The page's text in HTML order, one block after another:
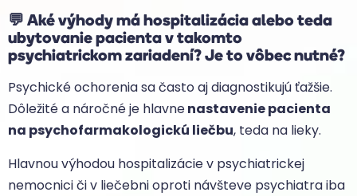
💬 Aké výhody má hospitalizácia alebo teda
ubytovanie pacienta v takomto
psychiatrickom zariadení? Je to vôbec nutné?
Psychické ochorenia sa často aj diagnostikujú ťažšie.
Dôležité a náročné je hlavnenastavenie pacienta
na psychofarmakologickú liečbu, teda na lieky.
Hlavnou výhodou hospitalizácie v psychiatrickej
nemocnici či v liečebni oproti návšteve psychiatra iba